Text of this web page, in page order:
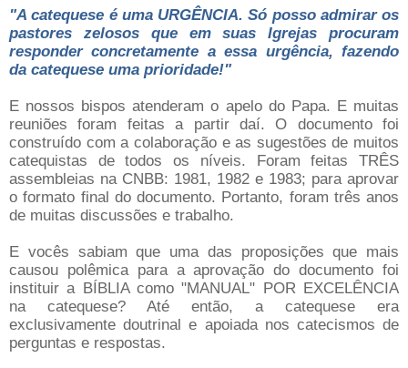
"A catequese é uma URGÊNCIA. Só posso admirar os
pastores zelosos que em suas Igrejas procuram
responder concretamente a essa urgência, fazendo
da catequese uma prioridade!"
E nossos bispos atenderam o apelo do Papa. E muitas
reuniões foram feitas a partir daí. O documento foi
construído com a colaboração e as sugestões de muitos
catequistas de todos os níveis. Foram feitas TRÊS
assembleias na CNBB: 1981, 1982 e 1983; para aprovar
o formato final do documento. Portanto, foram três anos
de muitas discussões e trabalho.
E vocês sabiam que uma das proposições que mais
causou polêmica para a aprovação do documento foi
instituir a BÍBLIA como "MANUAL" POR EXCELÊNCIA
na catequese? Até então, a catequese era
exclusivamente doutrinal e apoiada nos catecismos de
perguntas e respostas.